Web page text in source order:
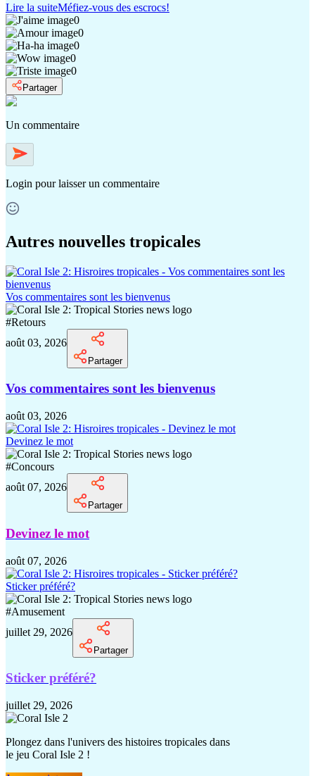
Lire la suiteMéfiez-vous des escrocs!
0
0
0
0
0
Partager
Un commentaire
Login pour laisser un commentaire
Autres nouvelles tropicales
Vos commentaires sont les bienvenus
#Retours
août 03, 2026
Partager
Vos commentaires sont les bienvenus
août 03, 2026
Devinez le mot
#Concours
août 07, 2026
Partager
Devinez le mot
août 07, 2026
Sticker préféré?
#Amusement
juillet 29, 2026
Partager
Sticker préféré?
juillet 29, 2026
Plongez dans l'univers des histoires tropicales dans
le jeu Coral Isle 2 !